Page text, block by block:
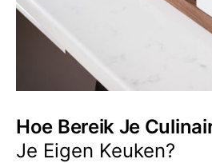
Hoe Bereik Je
Je Eigen Keuken?